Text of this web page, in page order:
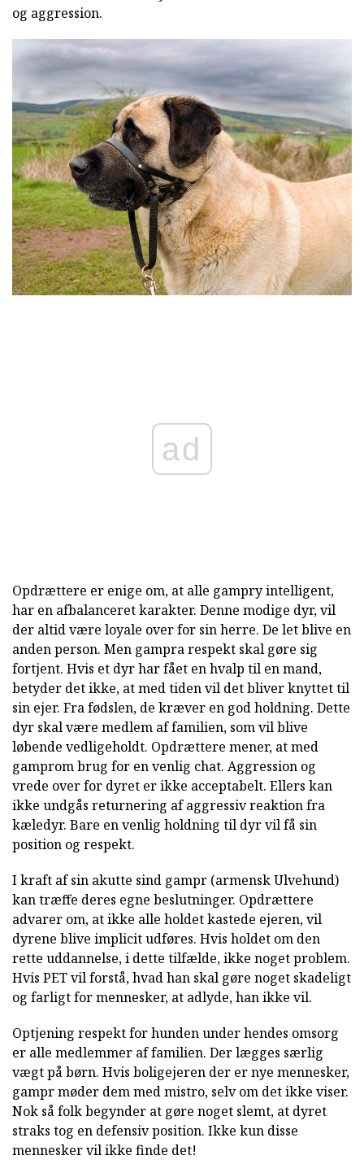
og aggression.
ad
Opdrættere er enige om, at alle gampry intelligent,
har en afbalanceret karakter. Denne modige dyr, vil
der altid være loyale over for sin herre. De let blive en
anden person. Men gampra respekt skal gøre sig
fortjent. Hvis et dyr har fået en hvalp til en mand,
betyder det ikke, at med tiden vil det bliver knyttet til
sin ejer. Fra fødslen, de kræver en god holdning. Dette
dyr skal være medlem af familien, som vil blive
løbende vedligeholdt. Opdrættere mener, at med
gamprom brug for en venlig chat. Aggression og
vrede over for dyret er ikke acceptabelt. Ellers kan
ikke undgås returnering af aggressiv reaktion fra
kæledyr. Bare en venlig holdning til dyr vil få sin
position og respekt.
I kraft af sin akutte sind gampr (armensk Ulvehund)
kan træffe deres egne beslutninger. Opdrættere
advarer om, at ikke alle holdet kastede ejeren, vil
dyrene blive implicit udføres. Hvis holdet om den
rette uddannelse, i dette tilfælde, ikke noget problem.
Hvis PET vil forstå, hvad han skal gøre noget skadeligt
og farligt for mennesker, at adlyde, han ikke vil.
Optjening respekt for hunden under hendes omsorg
er alle medlemmer af familien. Der lægges særlig
vægt på børn. Hvis boligejeren der er nye mennesker,
gampr møder dem med mistro, selv om det ikke viser.
Nok så folk begynder at gøre noget slemt, at dyret
straks tog en defensiv position. Ikke kun disse
mennesker vil ikke finde det!